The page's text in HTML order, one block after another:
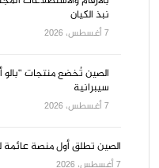
نبذ الكيان
7 أغسطس، 2026
الصين تُخضع منتجات “بالو
سيبرانية
7 أغسطس، 2026
الصين تطلق أول منصة عائمة